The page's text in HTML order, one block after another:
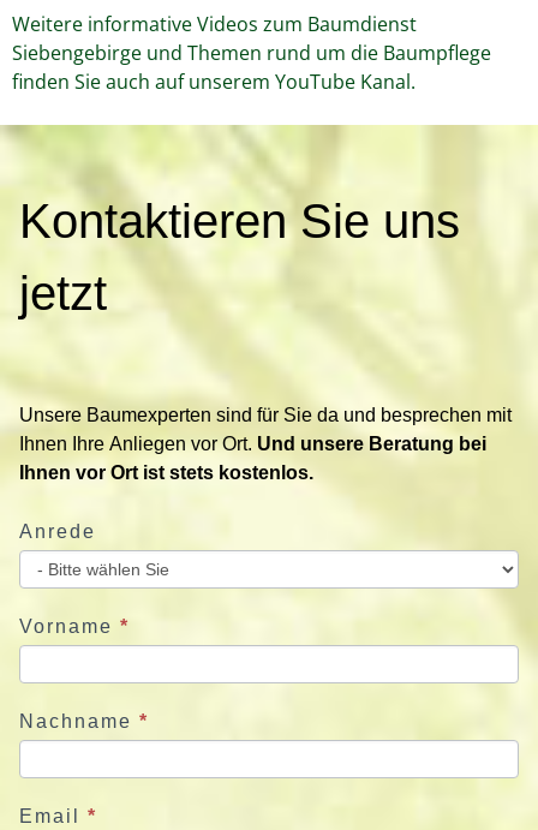
Weitere informative Videos zum Baumdienst
Siebengebirge und Themen rund um die Baumpflege
finden Sie auch auf unserem YouTube Kanal.
o
n
t
e
r
e
S
e
u
n
s
e
t
Kontaktieren Sie uns
jetzt
Unsere Baumexperten sind für Sie da und besprechen mit
Ihnen Ihre Anliegen vor Ort. Und unsere Beratung bei
Ihnen vor Ort ist stets kostenlos.
Anrede
Vorname *
Nachname *
Email *